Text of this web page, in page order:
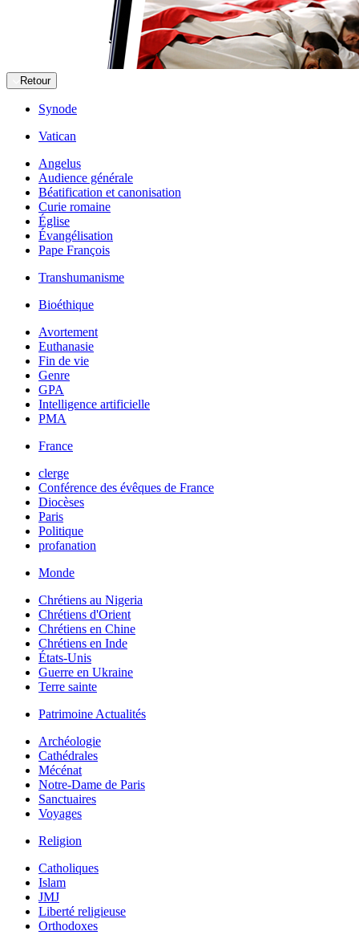
Retour
Synode
Vatican
Angelus
Audience générale
Béatification et canonisation
Curie romaine
Église
Évangélisation
Pape François
Transhumanisme
Bioéthique
Avortement
Euthanasie
Fin de vie
Genre
GPA
Intelligence artificielle
PMA
France
clerge
Conférence des évêques de France
Diocèses
Paris
Politique
profanation
Monde
Chrétiens au Nigeria
Chrétiens d'Orient
Chrétiens en Chine
Chrétiens en Inde
États-Unis
Guerre en Ukraine
Terre sainte
Patrimoine Actualités
Archéologie
Cathédrales
Mécénat
Notre-Dame de Paris
Sanctuaires
Voyages
Religion
Catholiques
Islam
JMJ
Liberté religieuse
Orthodoxes